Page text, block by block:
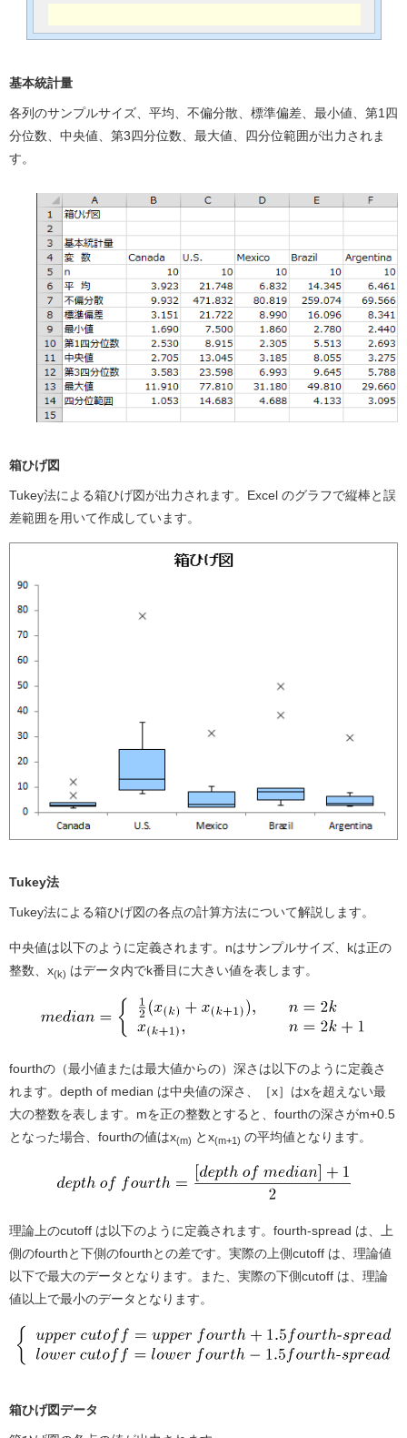
基本統計量
各列のサンプルサイズ、平均、不偏分散、標準偏差、最小値、第1四
分位数、中央値、第3四分位数、最大値、四分位範囲が出力されま
す。
箱ひげ図
Tukey法による箱ひげ図が出力されます。Excel のグラフで縦棒と誤
差範囲を用いて作成しています。
Tukey法
Tukey法による箱ひげ図の各点の計算方法について解説します。
中央値は以下のように定義されます。nはサンプルサイズ、kは正の
整数、x(k) はデータ内でk番目に大きい値を表します。
fourthの（最小値または最大値からの）深さは以下のように定義さ
れます。depth of median は中央値の深さ、［x］はxを超えない最
大の整数を表します。mを正の整数とすると、fourthの深さがm+0.5
となった場合、fourthの値はx(m) とx(m+1) の平均値となります。
理論上のcutoff は以下のように定義されます。fourth-spread は、上
側のfourthと下側のfourthとの差です。実際の上側cutoff は、理論値
以下で最大のデータとなります。また、実際の下側cutoff は、理論
値以上で最小のデータとなります。
箱ひげ図データ